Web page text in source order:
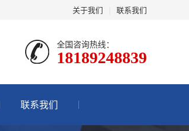
关于我们 联系我们
全国咨询热线：
18189248839
联系我们